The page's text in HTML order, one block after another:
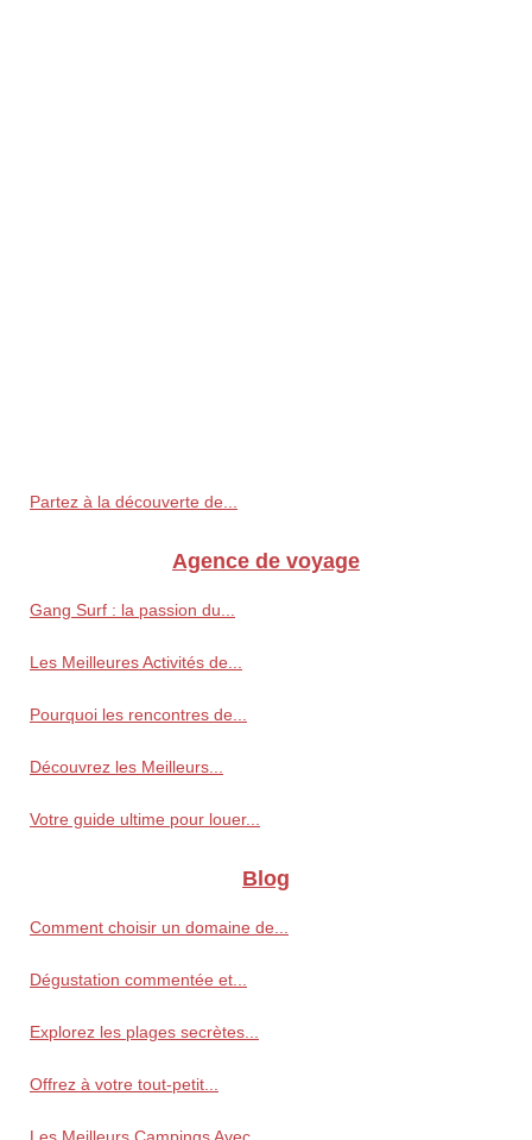
Partez à la découverte de...
Agence de voyage
Gang Surf : la passion du...
Les Meilleures Activités de...
Pourquoi les rencontres de...
Découvrez les Meilleurs...
Votre guide ultime pour louer...
Blog
Comment choisir un domaine de...
Dégustation commentée et...
Explorez les plages secrètes...
Offrez à votre tout-petit...